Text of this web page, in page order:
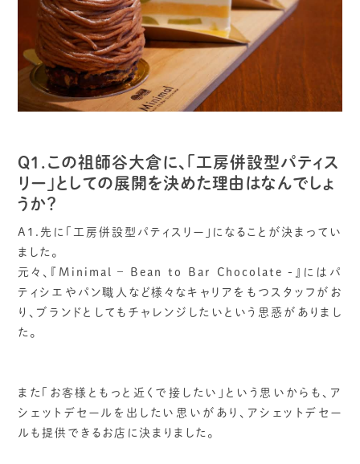
Q1.この祖師谷大倉に、「工房併設型パティス
リー」としての展開を決めた理由はなんでしょ
うか？
A1.先に「工房併設型パティスリー」になることが決まってい
ました。
元々、『Minimal – Bean to Bar Chocolate -』にはパ
ティシエやパン職人など様々なキャリアをもつスタッフがお
り、ブランドとしてもチャレンジしたいという思惑がありまし
た。
また「お客様ともっと近くで接したい」という思いからも、ア
シェットデセールを出したい思いがあり、アシェットデセー
ルも提供できるお店に決まりました。